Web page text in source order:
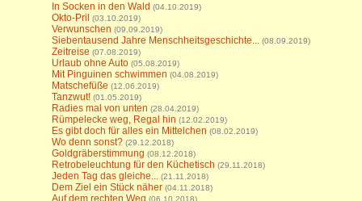
In Socken in den Wald (04.10.2019)
Okto-Pril (03.10.2019)
Verwunschen (09.09.2019)
Siebentausend Jahre Menschheitsgeschichte... (08.09.2019)
Zeitreise (07.08.2019)
Urlaub ohne Auto (05.08.2019)
Mit Pinguinen schwimmen (04.08.2019)
Matschefüße (12.06.2019)
Tanzwut! (01.05.2019)
Radies mal von unten (28.04.2019)
Rümpelecke weg, Regal hin (12.02.2019)
Es gibt doch für alles ein Mittelchen (08.02.2019)
Wo denn sonst? (29.12.2018)
Goldgräberstimmung (08.12.2018)
Retrobeleuchtung für den Küchetisch (29.11.2018)
Jeden Tag das gleiche... (21.11.2018)
Dem Ziel ein Stück näher (04.11.2018)
Auf dem rechten Weg (06.10.2018)